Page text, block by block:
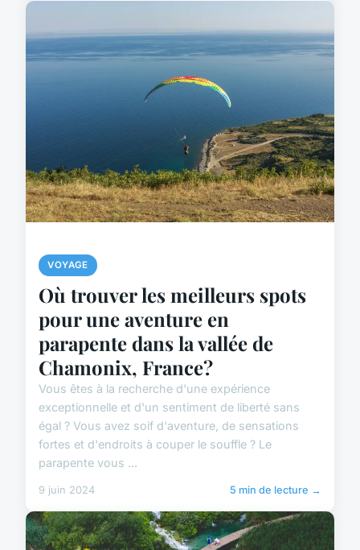
VOYAGE
Où trouver les meilleurs spots
pour une aventure en
parapente dans la vallée de
Chamonix, France?
Vous êtes à la recherche d'une expérience
exceptionnelle et d'un sentiment de liberté sans
égal ? Vous avez soif d'aventure, de sensations
fortes et d'endroits à couper le souffle ? Le
parapente vous ...
9 juin 2024 5 min de lecture →